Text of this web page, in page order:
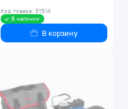
Код товара: 51514
В наличии
В корзину